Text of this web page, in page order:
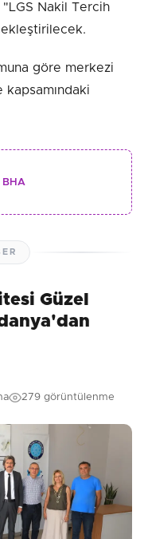
Nakil Tercih
göre merkezi
BHA
Güzel
279 görüntülenme